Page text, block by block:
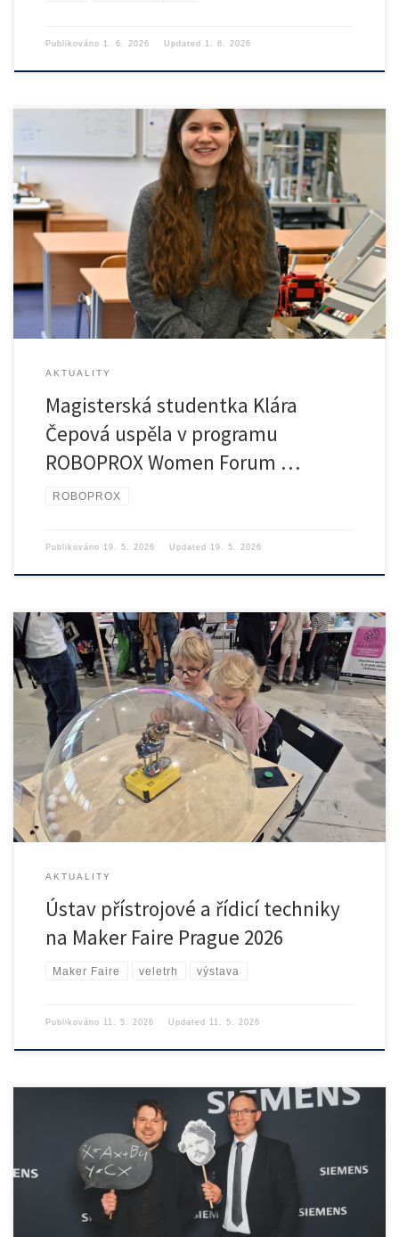
Publikováno 1. 6. 2026 Updated 1. 6. 2026
Naše magisterská studentka Klára Čepová byla vybrána mezi nové
příjemkyně […]
AKTUALITY
Magisterská studentka Klára
Čepová uspěla v programu
ROBOPROX Women Forum …
ROBOPROX
Publikováno 19. 5. 2026 Updated 19. 5. 2026
Ústav přístrojové a řídicí techniky Fakulty strojní ČVUT se zúčastnil […]
AKTUALITY
Ústav přístrojové a řídicí techniky
na Maker Faire Prague 2026
Maker Faire veletrh výstava
Publikováno 11. 5. 2026 Updated 11. 5. 2026
Disertační práce našeho doktoranda Ing. Pavla Skopce, Ph.D., se
zařadila […]